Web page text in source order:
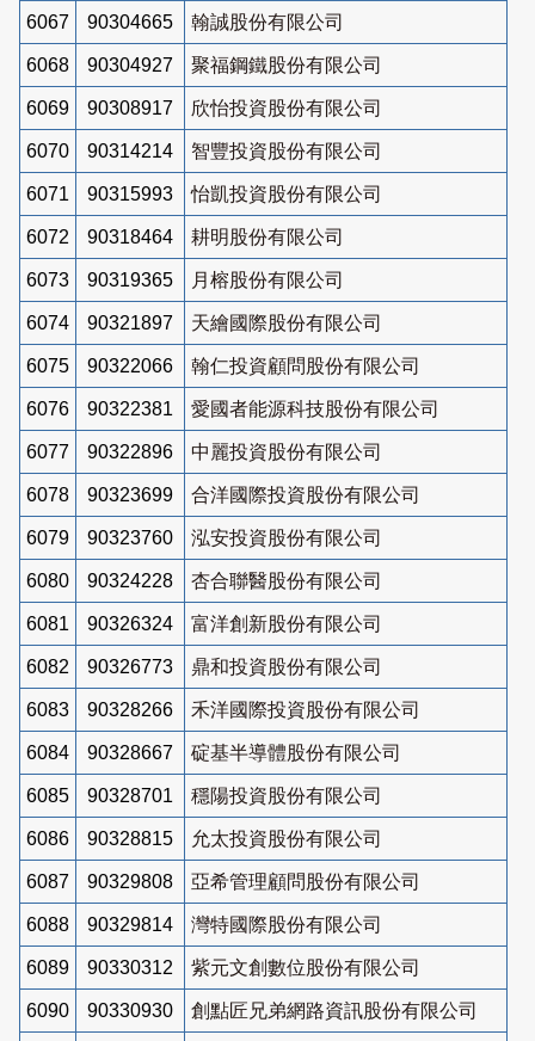
6067 90304665 翰誠股份有限公司
6068 90304927 聚福鋼鐵股份有限公司
6069 90308917 欣怡投資股份有限公司
6070 90314214 智豐投資股份有限公司
6071 90315993 怡凱投資股份有限公司
6072 90318464 耕明股份有限公司
6073 90319365 月榕股份有限公司
6074 90321897 天繪國際股份有限公司
6075 90322066 翰仁投資顧問股份有限公司
6076 90322381 愛國者能源科技股份有限公司
6077 90322896 中麗投資股份有限公司
6078 90323699 合洋國際投資股份有限公司
6079 90323760 泓安投資股份有限公司
6080 90324228 杏合聯醫股份有限公司
6081 90326324 富洋創新股份有限公司
6082 90326773 鼎和投資股份有限公司
6083 90328266 禾洋國際投資股份有限公司
6084 90328667 碇基半導體股份有限公司
6085 90328701 穩陽投資股份有限公司
6086 90328815 允太投資股份有限公司
6087 90329808 亞希管理顧問股份有限公司
6088 90329814 灣特國際股份有限公司
6089 90330312 紫元文創數位股份有限公司
6090 90330930 創點匠兄弟網路資訊股份有限公司